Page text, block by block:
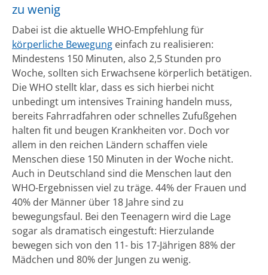
zu wenig
Dabei ist die aktuelle WHO-Empfehlung für
körperliche Bewegung einfach zu realisieren:
Mindestens 150 Minuten, also 2,5 Stunden pro
Woche, sollten sich Erwachsene körperlich betätigen.
Die WHO stellt klar, dass es sich hierbei nicht
unbedingt um intensives Training handeln muss,
bereits Fahrradfahren oder schnelles Zufußgehen
halten fit und beugen Krankheiten vor. Doch vor
allem in den reichen Ländern schaffen viele
Menschen diese 150 Minuten in der Woche nicht.
Auch in Deutschland sind die Menschen laut den
WHO-Ergebnissen viel zu träge. 44% der Frauen und
40% der Männer über 18 Jahre sind zu
bewegungsfaul. Bei den Teenagern wird die Lage
sogar als dramatisch eingestuft: Hierzulande
bewegen sich von den 11- bis 17-Jährigen 88% der
Mädchen und 80% der Jungen zu wenig.